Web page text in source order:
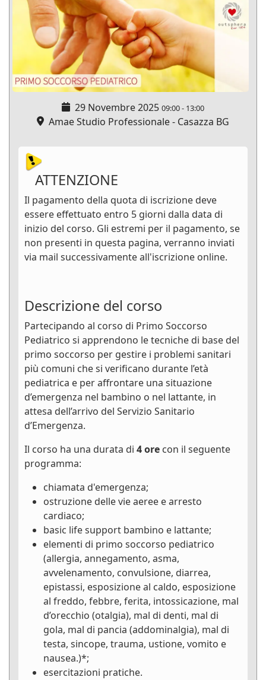
29 Novembre 2025 09:00- 13:00
Amae Studio Professionale - Casazza BG
ATTENZIONE
Il pagamento della quota di iscrizione deve
essere effettuato entro 5 giorni dalla data di
inizio del corso. Gli estremi per il pagamento, se
non presenti in questa pagina, verranno inviati
via mail successivamente all'iscrizione online.
Descrizione del corso
Partecipando al corso di Primo Soccorso
Pediatrico si apprendono le tecniche di base del
primo soccorso per gestire i problemi sanitari
più comuni che si verificano durante l’età
pediatrica e per affrontare una situazione
d’emergenza nel bambino o nel lattante, in
attesa dell’arrivo del Servizio Sanitario
d’Emergenza.
Il corso ha una durata di 4 ore con il seguente
programma:
chiamata d'emergenza;
ostruzione delle vie aeree e arresto
cardiaco;
basic life support bambino e lattante;
elementi di primo soccorso pediatrico
(allergia, annegamento, asma,
avvelenamento, convulsione, diarrea,
epistassi, esposizione al caldo, esposizione
al freddo, febbre, ferita, intossicazione, mal
d’orecchio (otalgia), mal di denti, mal di
gola, mal di pancia (addominalgia), mal di
testa, sincope, trauma, ustione, vomito e
nausea.)*;
esercitazioni pratiche.